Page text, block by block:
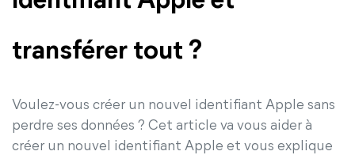
transférer tout ?
Voulez-vous créer un nouvel identifiant Apple sans
perdre ses données ? Cet article va vous aider à
créer un nouvel identifiant Apple et vous explique